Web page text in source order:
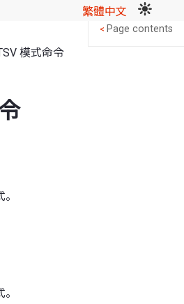
繁體中文
模式命令
< Page contents